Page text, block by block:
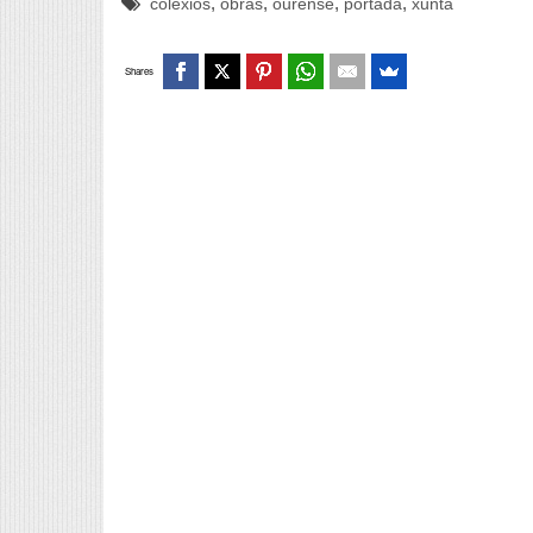
colexios obras ourense portada xunta
Shares